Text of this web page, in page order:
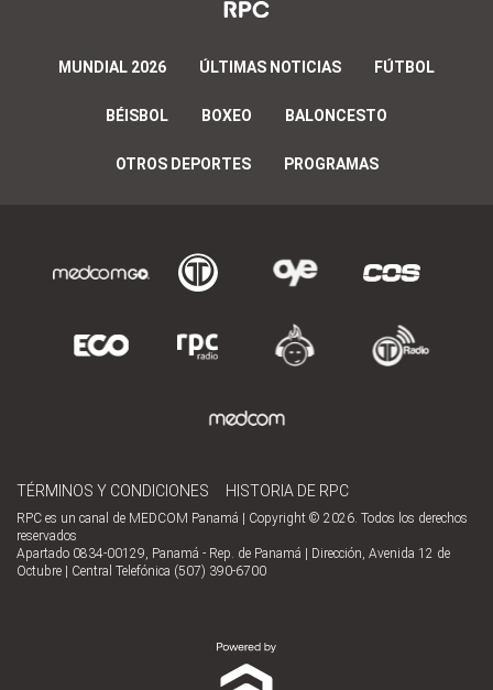
MUNDIAL 2026 ÚLTIMAS NOTICIAS FÚTBOL
BÉISBOL BOXEO BALONCESTO
OTROS DEPORTES PROGRAMAS
TÉRMINOS Y CONDICIONES HISTORIA DE RPC
RPC es un canal de MEDCOM Panamá | Copyright © 2026. Todos los derechos
reservados
Apartado 0834-00129, Panamá - Rep. de Panamá | Dirección, Avenida 12 de
Octubre | Central Telefónica (507) 390-6700